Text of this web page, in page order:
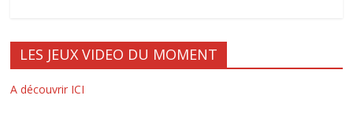
LES JEUX VIDEO DU MOMENT
A découvrir ICI